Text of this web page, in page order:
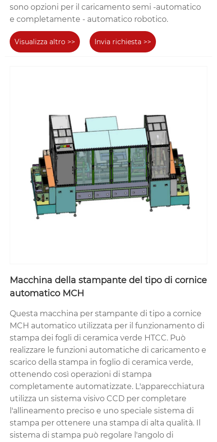
sono opzioni per il caricamento semi -automatico
e completamente - automatico robotico.
Visualizza altro >> Invia richiesta >>
Macchina della stampante del tipo di cornice
automatico MCH
Questa macchina per stampante di tipo a cornice
MCH automatico utilizzata per il funzionamento di
stampa dei fogli di ceramica verde HTCC. Può
realizzare le funzioni automatiche di caricamento e
scarico della stampa in foglio di ceramica verde,
ottenendo così operazioni di stampa
completamente automatizzate. L'apparecchiatura
utilizza un sistema visivo CCD per completare
l'allineamento preciso e uno speciale sistema di
stampa per ottenere una stampa di alta qualità. Il
sistema di stampa può regolare l'angolo di